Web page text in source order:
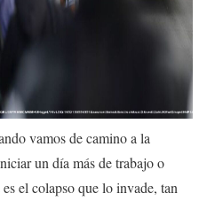
vamos de camino a la
un día más de trabajo o
el colapso que lo invade, tan